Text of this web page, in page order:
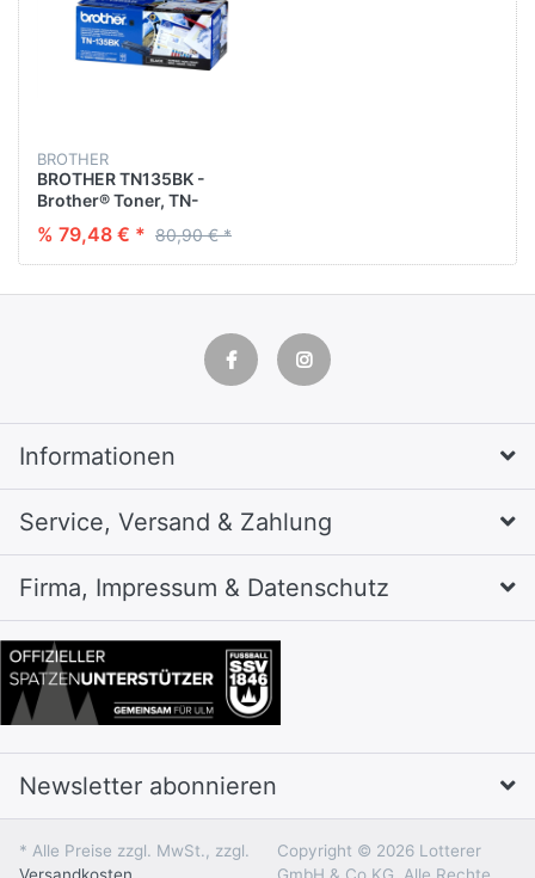
BROTHER
BROTHER TN135BK -
Brother® Toner, TN-
135BK, Original, Schwarz,
5.000 Seiten
% 79,48 € * 80,90 € *
Informationen
Service, Versand & Zahlung
Firma, Impressum & Datenschutz
Newsletter abonnieren
* Alle Preise zzgl. MwSt., zzgl.
Versandkosten
Copyright © 2026 Lotterer
GmbH & Co.KG. Alle Rechte